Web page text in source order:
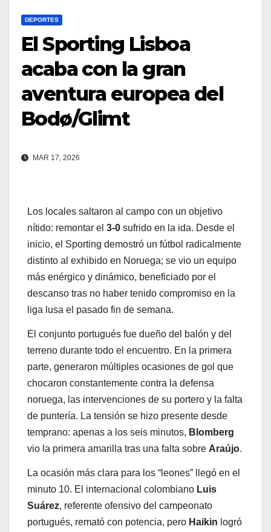
DEPORTES
El Sporting Lisboa
acaba con la gran
aventura europea del
Bodø/Glimt
MAR 17, 2026
Los locales saltaron al campo con un objetivo
nítido: remontar el 3-0 sufrido en la ida. Desde el
inicio, el Sporting demostró un fútbol radicalmente
distinto al exhibido en Noruega; se vio un equipo
más enérgico y dinámico, beneficiado por el
descanso tras no haber tenido compromiso en la
liga lusa el pasado fin de semana.
El conjunto portugués fue dueño del balón y del
terreno durante todo el encuentro. En la primera
parte, generaron múltiples ocasiones de gol que
chocaron constantemente contra la defensa
noruega, las intervenciones de su portero y la falta
de puntería. La tensión se hizo presente desde
temprano: apenas a los seis minutos, Blomberg
vio la primera amarilla tras una falta sobre Araújo.
La ocasión más clara para los “leones” llegó en el
minuto 10. El internacional colombiano Luis
Suárez, referente ofensivo del campeonato
portugués, remató con potencia, pero Haikin logró